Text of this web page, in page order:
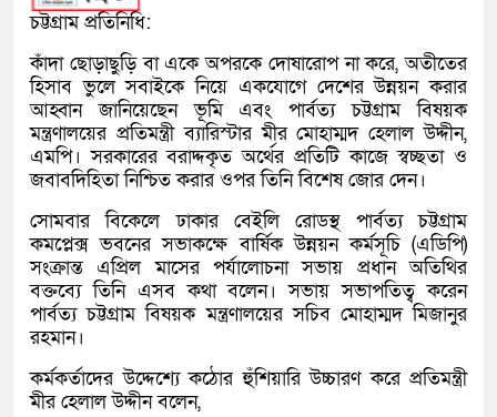
চট্টগ্রাম প্রতিনিধি:
কাঁদা ছোড়াছুড়ি বা একে অপরকে দোষারোপ না করে, অতীতের
হিসাব ভুলে সবাইকে নিয়ে একযোগে দেশের উন্নয়ন করার
আহ্বান জানিয়েছেন ভূমি এবং পার্বত্য চট্টগ্রাম বিষয়ক
মন্ত্রণালয়ের প্রতিমন্ত্রী ব্যারিস্টার মীর মোহাম্মদ হেলাল উদ্দীন,
এমপি। সরকারের বরাদ্দকৃত অর্থের প্রতিটি কাজে স্বচ্ছতা ও
জবাবদিহিতা নিশ্চিত করার ওপর তিনি বিশেষ জোর দেন।
সোমবার বিকেলে ঢাকার বেইলি রোডস্থ পার্বত্য চট্টগ্রাম
কমপ্লেক্স ভবনের সভাকক্ষে বার্ষিক উন্নয়ন কর্মসূচি (এডিপি)
সংক্রান্ত এপ্রিল মাসের পর্যালোচনা সভায় প্রধান অতিথির
বক্তব্যে তিনি এসব কথা বলেন। সভায় সভাপতিত্ব করেন
পার্বত্য চট্টগ্রাম বিষয়ক মন্ত্রণালয়ের সচিব মোহাম্মদ মিজানুর
রহমান।
কর্মকর্তাদের উদ্দেশ্যে কঠোর হুঁশিয়ারি উচ্চারণ করে প্রতিমন্ত্রী
মীর হেলাল উদ্দীন বলেন,